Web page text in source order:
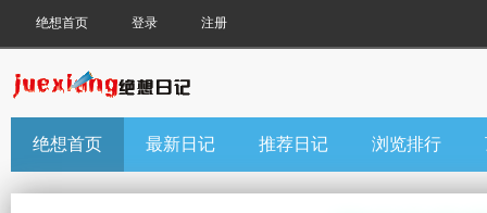
绝想首页 登录 注册
绝想首页 最新日记 推荐日记 浏览排行